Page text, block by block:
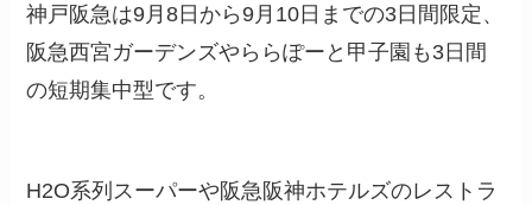
神戸阪急は9月8日から9月10日までの3日間限定、
阪急西宮ガーデンズやららぽーと甲子園も3日間
の短期集中型です。
H2O系列スーパーや阪急阪神ホテルズのレストラ